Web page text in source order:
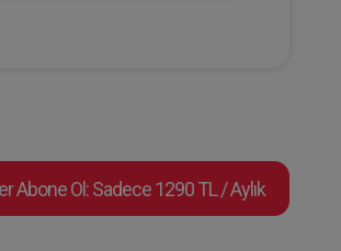
Abone Ol: Sadece 1290 TL / Aylık